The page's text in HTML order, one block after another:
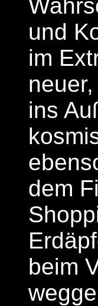
und
im
ins
dem
beim